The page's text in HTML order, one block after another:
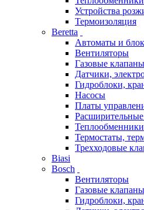
Устройства
Термоизоляция
Beretta
Автоматы и
Вентиляторы
Газовые клапаны
Датчики,
Гидроблоки,
Насосы
Платы
Теплообменники
Термостаты,
Трехходовые
Biasi
Bosch
Вентиляторы
Газовые клапаны
Гидроблоки,